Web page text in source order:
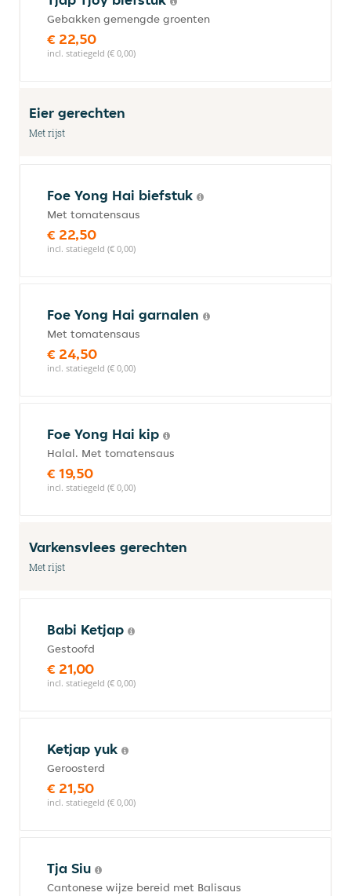
Gebakken gemengde groenten
€ 22,50
incl. statiegeld (€ 0,00)
Eier gerechten
Met rijst
Foe Yong Hai biefstuk
Met tomatensaus
€ 22,50
incl. statiegeld (€ 0,00)
Foe Yong Hai garnalen
Met tomatensaus
€ 24,50
incl. statiegeld (€ 0,00)
Foe Yong Hai kip
Halal. Met tomatensaus
€ 19,50
incl. statiegeld (€ 0,00)
Varkensvlees gerechten
Met rijst
Babi Ketjap
Gestoofd
€ 21,00
incl. statiegeld (€ 0,00)
Ketjap yuk
Geroosterd
€ 21,50
incl. statiegeld (€ 0,00)
Tja Siu
Cantonese wijze bereid met Balisaus